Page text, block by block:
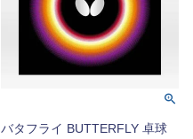
バタフライ BUTTERFLY 卓球